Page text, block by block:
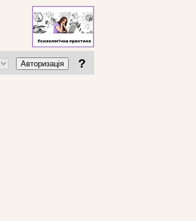
Авторизація ?